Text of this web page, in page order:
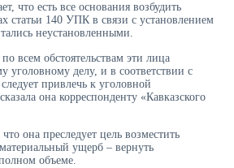
что есть все основания возбудить
статьи 140 УПК в связи с установлением
неустановленными.
всем обстоятельствам эти лица
уголовному делу, и в соответствии с
привлечь к уголовной
она корреспонденту «Кавказского
она преследует цель возместить
ущерб – вернуть
объеме.